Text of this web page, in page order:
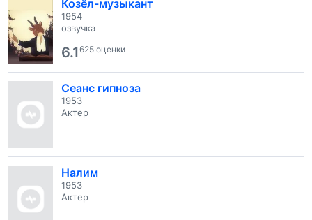
Козёл-музыкант
1954
озвучка
6.1625 оценки
Сеанс гипноза
1953
Актер
Налим
1953
Актер